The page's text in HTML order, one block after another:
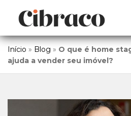
Início » Blog » O que é home
ajuda a vender seu imóvel?